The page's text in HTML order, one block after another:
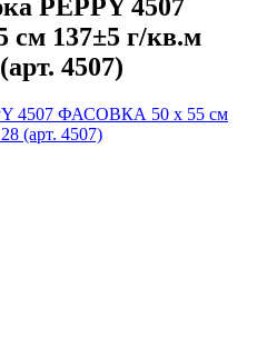
PEPPY 4507
137±5 г/кв.м
4507)